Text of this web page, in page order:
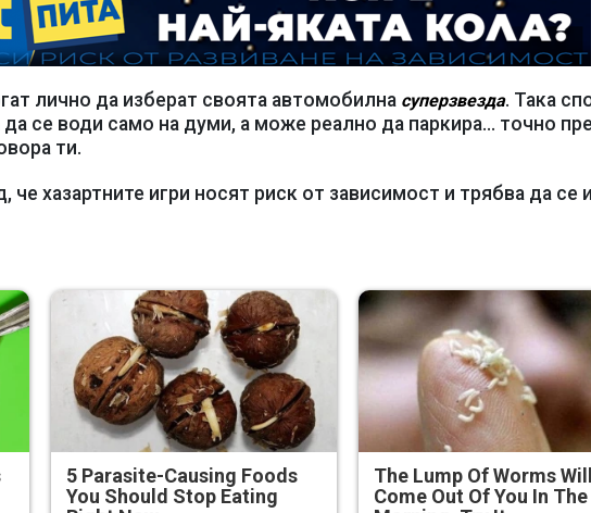
лично да изберат своята автомобилна суперзвезда. Така
се води само на думи, а може реално да паркира... точно
ти.
хазартните игри носят риск от зависимост и трябва да се
5 Parasite-Causing Foods
You Should Stop Eating
The Lump Of Worms Will
Come Out Of You In The